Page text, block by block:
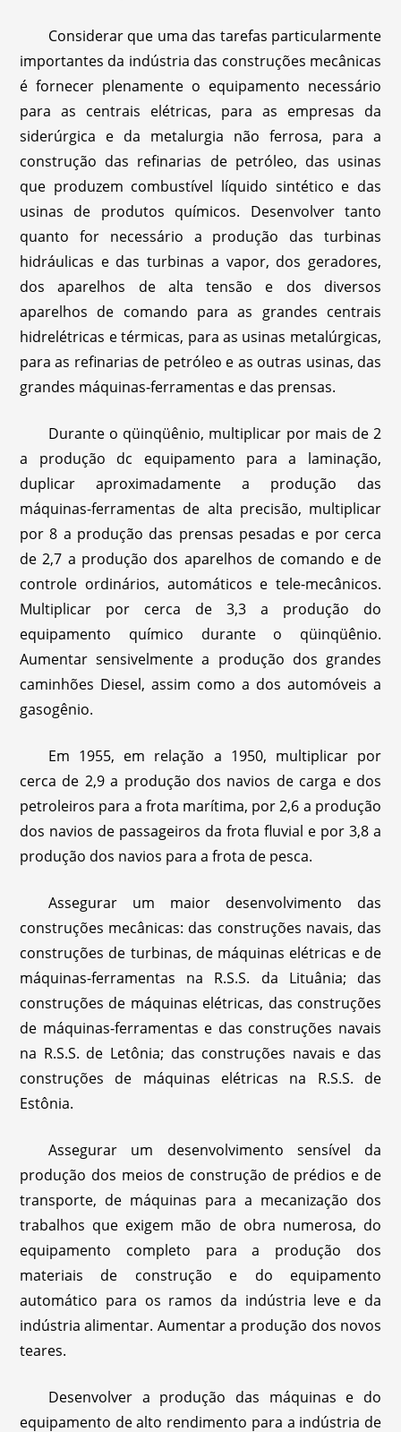
Considerar que uma das tarefas particularmente
importantes da indústria das construções mecânicas
é fornecer plenamente o equipamento necessário
para as centrais elétricas, para as empresas da
siderúrgica e da metalurgia não ferrosa, para a
construção das refinarias de petróleo, das usinas
que produzem combustível líquido sintético e das
usinas de produtos químicos. Desenvolver tanto
quanto for necessário a produção das turbinas
hidráulicas e das turbinas a vapor, dos geradores,
dos aparelhos de alta tensão e dos diversos
aparelhos de comando para as grandes centrais
hidrelétricas e térmicas, para as usinas metalúrgicas,
para as refinarias de petróleo e as outras usinas, das
grandes máquinas-ferramentas e das prensas.
Durante o qüinqüênio, multiplicar por mais de 2
a produção dc equipamento para a laminação,
duplicar aproximadamente a produção das
máquinas-ferramentas de alta precisão, multiplicar
por 8 a produção das prensas pesadas e por cerca
de 2,7 a produção dos aparelhos de comando e de
controle ordinários, automáticos e tele-mecânicos.
Multiplicar por cerca de 3,3 a produção do
equipamento químico durante o qüinqüênio.
Aumentar sensivelmente a produção dos grandes
caminhões Diesel, assim como a dos automóveis a
gasogênio.
Em 1955, em relação a 1950, multiplicar por
cerca de 2,9 a produção dos navios de carga e dos
petroleiros para a frota marítima, por 2,6 a produção
dos navios de passageiros da frota fluvial e por 3,8 a
produção dos navios para a frota de pesca.
Assegurar um maior desenvolvimento das
construções mecânicas: das construções navais, das
construções de turbinas, de máquinas elétricas e de
máquinas-ferramentas na R.S.S. da Lituânia; das
construções de máquinas elétricas, das construções
de máquinas-ferramentas e das construções navais
na R.S.S. de Letônia; das construções navais e das
construções de máquinas elétricas na R.S.S. de
Estônia.
Assegurar um desenvolvimento sensível da
produção dos meios de construção de prédios e de
transporte, de máquinas para a mecanização dos
trabalhos que exigem mão de obra numerosa, do
equipamento completo para a produção dos
materiais de construção e do equipamento
automático para os ramos da indústria leve e da
indústria alimentar. Aumentar a produção dos novos
teares.
Desenvolver a produção das máquinas e do
equipamento de alto rendimento para a indústria de